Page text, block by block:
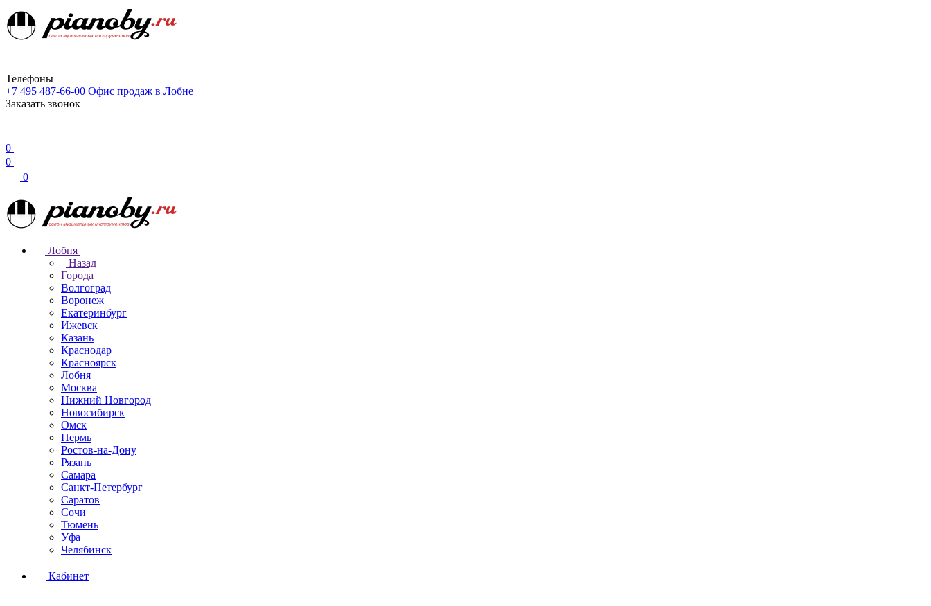
Телефоны
+7 495 487-66-00 Офис продаж в Лобне
Заказать звонок
0
0
0
Лобня
Назад
Города
Волгоград
Воронеж
Екатеринбург
Ижевск
Казань
Краснодар
Красноярск
Лобня
Москва
Нижний Новгород
Новосибирск
Омск
Пермь
Ростов-на-Дону
Рязань
Самара
Санкт-Петербург
Саратов
Сочи
Тюмень
Уфа
Челябинск
Кабинет